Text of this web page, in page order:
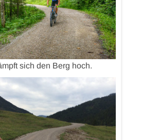
sich den Berg hoch.